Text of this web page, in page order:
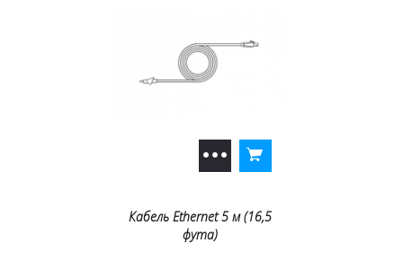
Кабель Ethernet 5 м (16,5
фута)